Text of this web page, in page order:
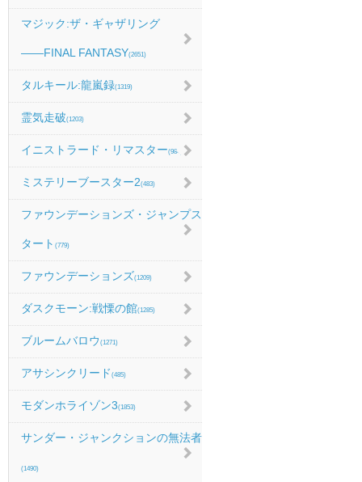
マジック:ザ・ギャザリング
――FINAL FANTASY(2651)
タルキール:龍嵐録(1319)
霊気走破(1203)
イニストラード・リマスター(984)
ミステリーブースター2(483)
ファウンデーションズ・ジャンプス
タート (779)
ファウンデーションズ(1209)
ダスクモーン:戦慄の館(1285)
ブルームバロウ (1271)
アサシンクリード (485)
モダンホライゾン3(1853)
サンダー・ジャンクションの無法者
(1490)